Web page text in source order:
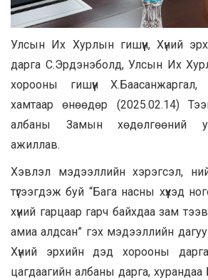
Улсын Их Хурлын гишүүн, Хүний
дарга С.Эрдэнэболд, Улсын Их
хорооны гишүүн
хамтаар өнөөдөр (2025.02.14)
албаны Замын хөдөлгөөний
ажиллав.
Хэвлэл мэдээллийн хэрэгсэл,
түгээгдэж буй “Бага насны хүүхэд
хүний гарцаар гарч байхдаа зам
амиа алдсан” гэх мэдээллийн
Хүний эрхийн дэд хорооны
цагдаагийн албаны дарга, хурандаа